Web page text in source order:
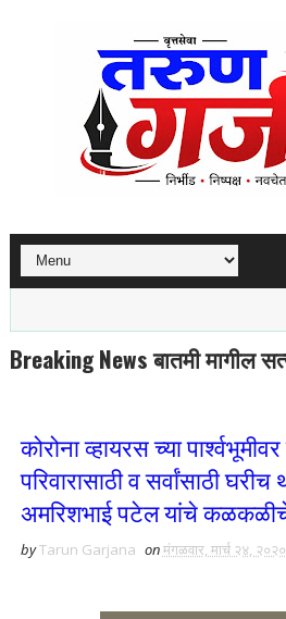
Breaking News बातमी मागील
कोरोना व्हायरस च्या
परिवारासाठी व सर्वांसाठी
अमरिशभाई पटेल यांचे
byTarun Garjana onमंगळवार, मार्च २४, २०२०